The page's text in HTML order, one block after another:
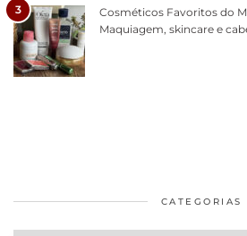
3
Cosméticos Favoritos do
Maquiagem, skincare e
CATEGORIAS